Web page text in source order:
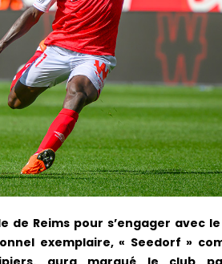
de Reims pour s’engager avec
exemplaire, « Seedorf »